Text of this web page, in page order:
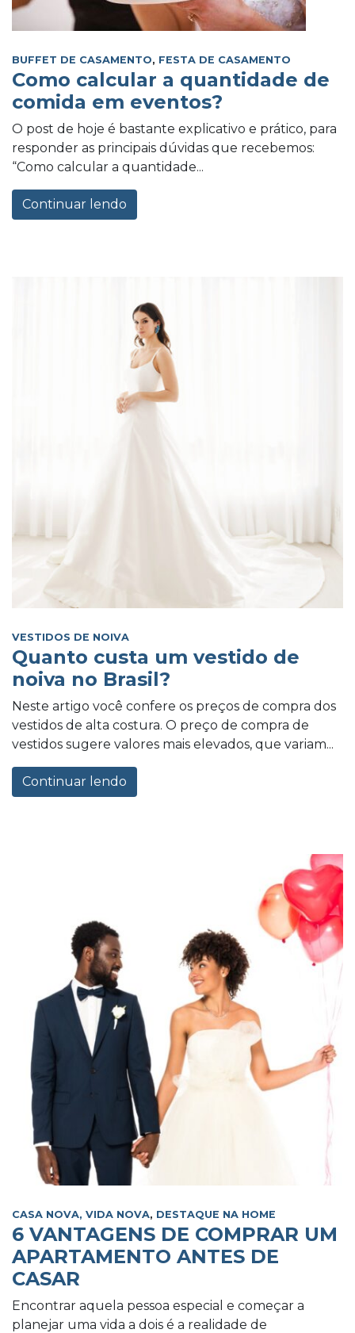
BUFFET DE CASAMENTO, FESTA DE CASAMENTO
Como calcular a quantidade de
comida em eventos?
O post de hoje é bastante explicativo e prático, para
responder as principais dúvidas que recebemos:
“Como calcular a quantidade...
Continuar lendo
VESTIDOS DE NOIVA
Quanto custa um vestido de
noiva no Brasil?
Neste artigo você confere os preços de compra dos
vestidos de alta costura. O preço de compra de
vestidos sugere valores mais elevados, que variam...
Continuar lendo
CASA NOVA, VIDA NOVA, DESTAQUE NA HOME
6 VANTAGENS DE COMPRAR UM
APARTAMENTO ANTES DE
CASAR
Encontrar aquela pessoa especial e começar a
planejar uma vida a dois é a realidade de